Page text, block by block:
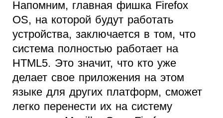
Напомним, главная фишка Firefox
OS, на которой будут работать
устройства, заключается в том, что
система полностью работает на
HTML5. Это значит, что кто уже
делает свое приложения на этом
языке для других платформ, сможет
легко перенести их на систему